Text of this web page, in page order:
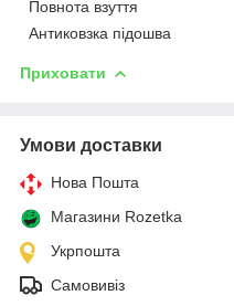
Повнота взуття
Антиковзка підошва
Приховати
Умови доставки
Нова Пошта
Магазини Rozetka
Укрпошта
Самовивіз